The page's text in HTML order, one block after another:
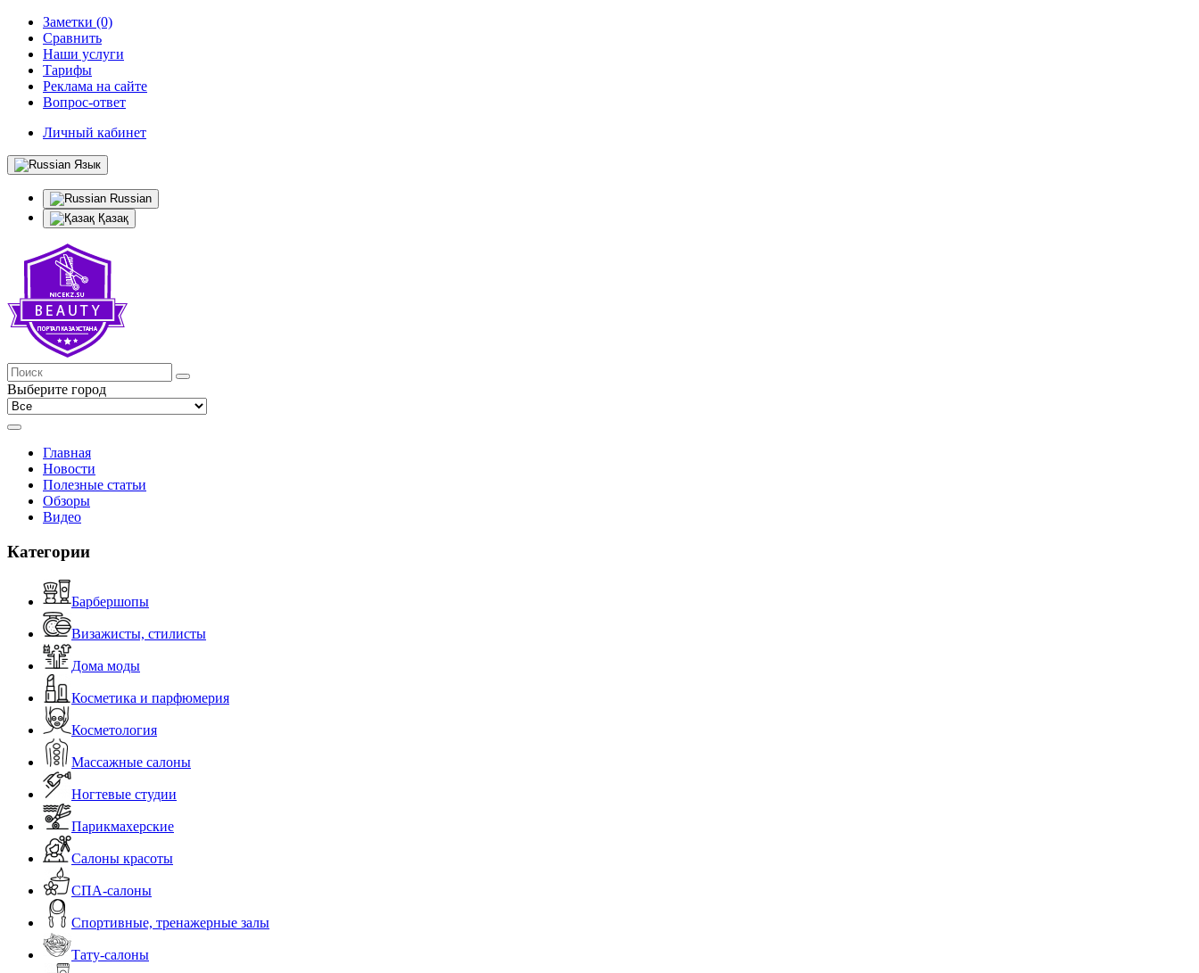
Заметки (0)
Сравнить
Наши услуги
Тарифы
Реклама на сайте
Вопрос-ответ
Личный кабинет
Язык
Russian
Қазақ
Выберите город
Главная
Новости
Полезные статьи
Обзоры
Видео
Категории
Барбершопы
Визажисты, стилисты
Дома моды
Косметика и парфюмерия
Косметология
Массажные салоны
Ногтевые студии
Парикмахерские
Салоны красоты
СПА-салоны
Спортивные, тренажерные залы
Тату-салоны